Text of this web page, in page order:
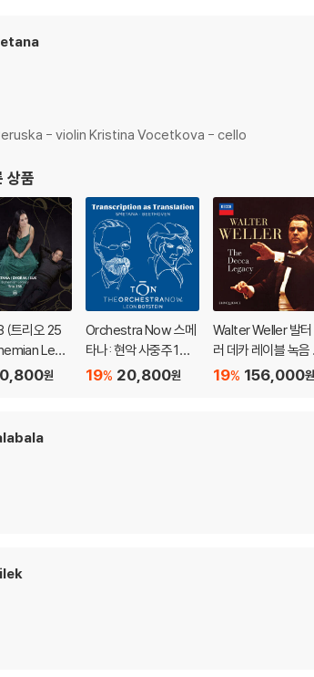
- violin Kristina Vocetkova - cello
상품
(트리오 25
Lega
Trios by S
원
Orchestra Now 스메
타나: 현악 사중주 1번 /
베토벤: 피아노 소나타
20,800원
19%
Walter Weller 발터
러 데카 레이블 녹음
디션 (The Decca Le
156,000원
19%